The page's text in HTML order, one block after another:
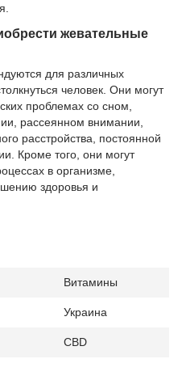
жевательные
для различных
человек. Они могут
проблемах со сном,
рассеянном внимании,
расстройства, постоянной
Кроме того, они могут
в организме,
здоровья и
Витамины
Украина
CBD